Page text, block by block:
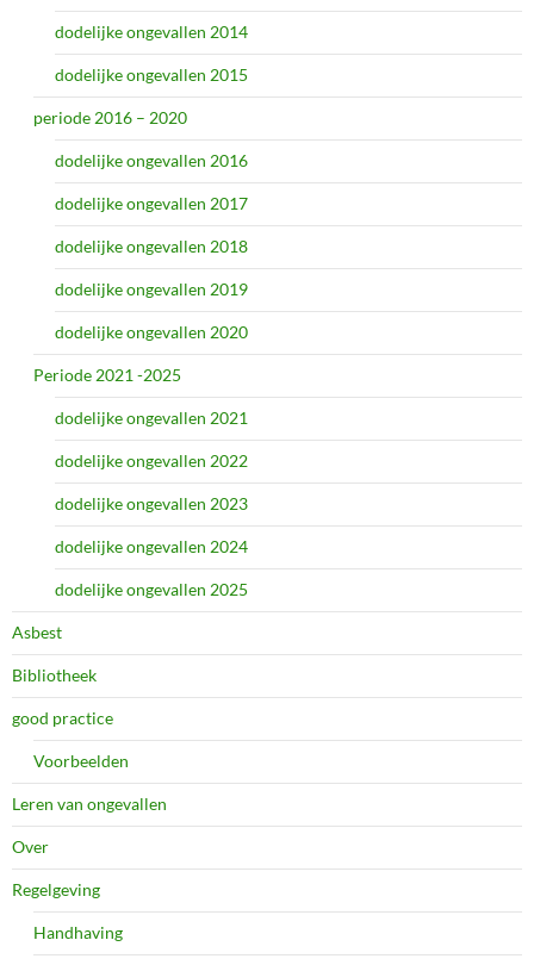
dodelijke ongevallen 2014
dodelijke ongevallen 2015
periode 2016 – 2020
dodelijke ongevallen 2016
dodelijke ongevallen 2017
dodelijke ongevallen 2018
dodelijke ongevallen 2019
dodelijke ongevallen 2020
Periode 2021 -2025
dodelijke ongevallen 2021
dodelijke ongevallen 2022
dodelijke ongevallen 2023
dodelijke ongevallen 2024
dodelijke ongevallen 2025
Asbest
Bibliotheek
good practice
Voorbeelden
Leren van ongevallen
Over
Regelgeving
Handhaving